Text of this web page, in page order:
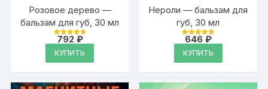
Розовое дерево —
бальзам для губ, 30 мл
Оценка
из 5
792 ₽
КУПИТЬ
Нероли — бальзам для
губ, 30 мл
Оценка
из 5
646 ₽
КУПИТЬ